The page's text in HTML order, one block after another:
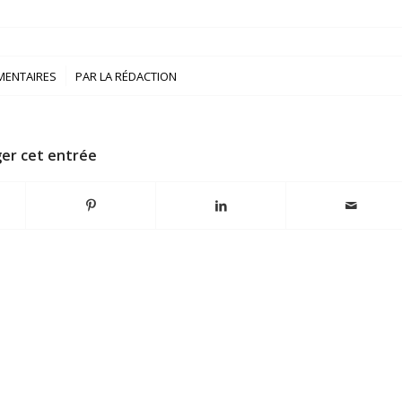
/ PARLA RÉDACTION
cet entrée